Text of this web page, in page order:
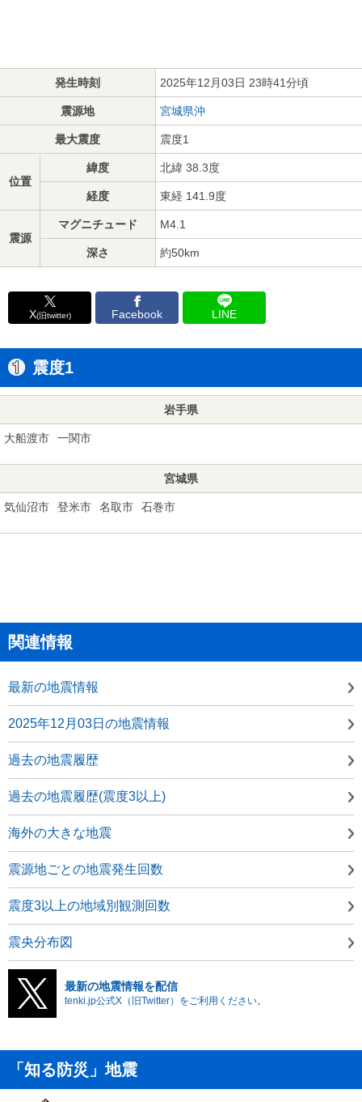
発生時刻 2025年12月03日 23時41分頃
震源地 宮城県沖
最大震度 震度1
位置
緯度 北緯 38.3度
経度 東経 141.9度
震源
マグニチュード M4.1
深さ 約50km
X(旧twitter) Facebook LINE
震度1
岩手県
大船渡市 一関市
宮城県
気仙沼市 登米市 名取市 石巻市
関連情報
最新の地震情報
2025年12月03日の地震情報
過去の地震履歴
過去の地震履歴(震度3以上)
海外の大きな地震
震源地ごとの地震発生回数
震度3以上の地域別観測回数
震央分布図
最新の地震情報を配信
tenki.jp公式X（旧Twitter）をご利用ください。
「知る防災」地震